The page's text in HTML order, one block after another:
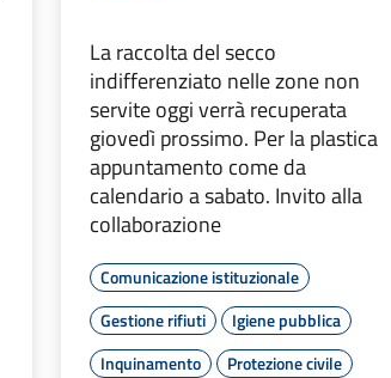
La raccolta del secco
indifferenziato nelle zone non
servite oggi verrà recuperata
giovedì prossimo. Per la plastica
appuntamento come da
calendario a sabato. Invito alla
collaborazione
Comunicazione istituzionale
Gestione rifiuti
Igiene pubblica
Inquinamento
Protezione civile